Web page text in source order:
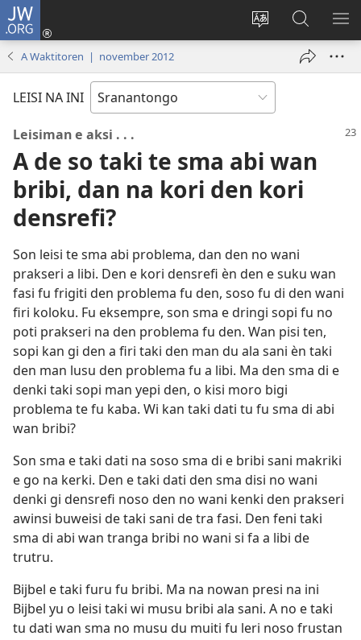
JW.ORG
Kenki
fu
Log
venster)
Suku
tapu
JW.ORG
A Waktitoren | november 2012
LEISI NA INI
Leisiman e aksi . . .
A de so taki te sma abi wan
bribi, dan na kori den kori
densrefi?
Son leisi te sma abi problema, dan den no wani
prakseri a libi. Den e kori densrefi èn den e suku wan
fasi fu frigiti den problema fu den, soso fu di den wani
firi koloku. Fu eksempre, son sma e dringi sopi fu no
poti prakseri na den problema fu den. Wan pisi ten,
sopi kan gi den a firi taki den man du ala sani èn taki
den man lusu den problema fu a libi. Ma den sma di e
denki taki sopi man yepi den, o kisi moro bigi
problema te fu kaba. Wi kan taki dati tu fu sma di abi
wan bribi?
Son sma e taki dati na soso sma di e bribi sani makriki
e go na kerki. Den e taki dati den sma disi no wani
denki gi densrefi noso den no wani kenki den prakseri
awinsi buweisi de taki sani de tra fasi. Den feni taki
sma di abi wan tranga bribi no wani si fa a libi de
trutru.
Bijbel e taki furu fu bribi. Ma na nowan presi na ini
Bijbel yu o leisi taki wi musu bribi ala sani. A no e taki
tu dati wan sma no musu du muiti fu leri noso frustan